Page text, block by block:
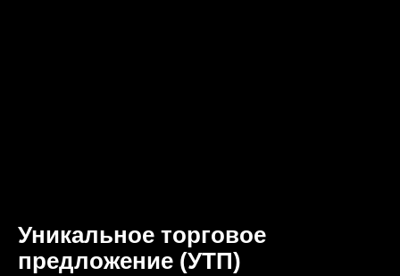
Уникальное торговое
предложение (УТП)